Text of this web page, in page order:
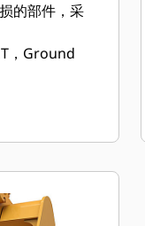
的部件，采
，Ground
器和侧铲刀
保适合您的